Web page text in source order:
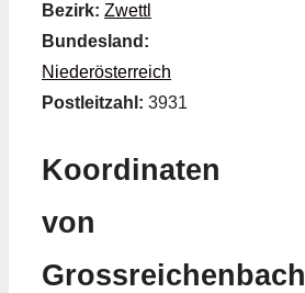
Bezirk: Zwettl
Bundesland:
Niederösterreich
Postleitzahl: 3931
Koordinaten
von
Grossreichenbach